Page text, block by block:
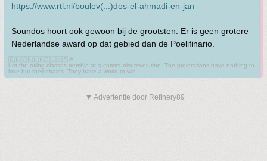
https://www.rtl.nl/boulev(...)dos-el-ahmadi-en-jan
Soundos hoort ook gewoon bij de grootsten. Er is geen grotere
Nederlandse award op dat gebied dan de Poelifinario.
🇨🇳🇻🇳🇱🇦🇨🇺🇰🇵☭
Let the ruling classes tremble at a communist revolution. The proletarians have nothing to
lose but their chains. They have a world to win.
▼ Advertentie door Refinery89